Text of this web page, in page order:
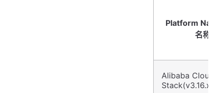
Platform
名称)
Alibaba Cloud
Stack(v3.16.x)